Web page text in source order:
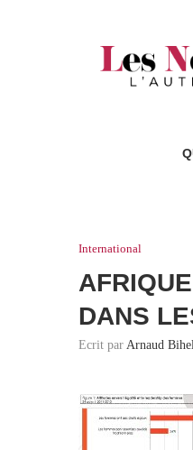
International
DANS
Ecrit par Arnaud